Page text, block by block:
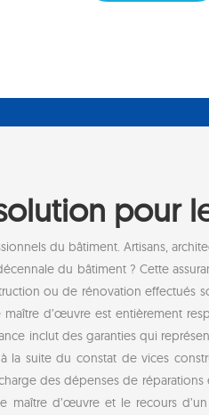
pour
du bâtiment. Artisans,
du bâtiment ? Cette
ou de rénovation effectués
d’œuvre est entièrement
inclut des garanties qui
la suite du constat de vices
des dépenses de
maître d’œuvre et le recours